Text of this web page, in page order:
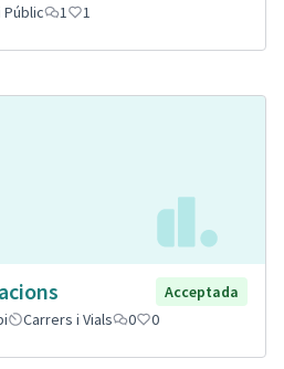
Públic 1 1
Acceptada
Carrers i Vials 0 0